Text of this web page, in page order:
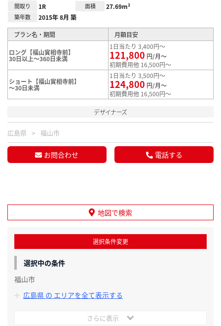
間取り 1R 面積 27.69m²
築年数 2015年 8月 築
プラン名・期間 月額目安
ロング【福山實相寺前】
30日以上～360日未満
1日当たり 3,400円～
121,800 円/月～
初期費用他 16,500円～
ショート【福山實相寺前】
～30日未満
1日当たり 3,500円～
124,800 円/月～
初期費用他 16,500円～
デザイナーズ
広島県 福山市
お問合わせ 電話する
地図で検索
選択条件変更
選択中の条件
福山市
広島県 の エリアを全て表示する
さらに表示